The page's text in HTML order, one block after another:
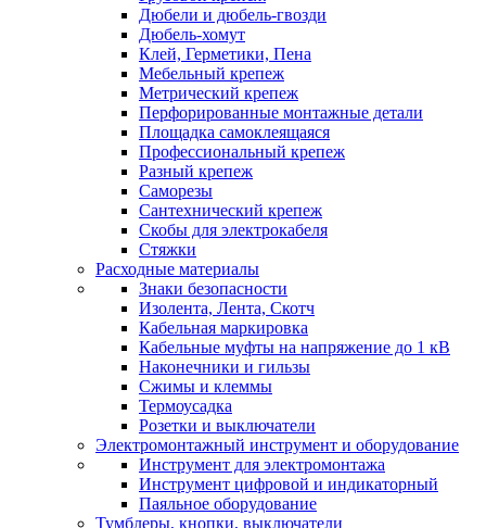
Дюбели и дюбель-гвозди
Дюбель-хомут
Клей, Герметики, Пена
Мебельный крепеж
Метрический крепеж
Перфорированные монтажные детали
Площадка самоклеящаяся
Профессиональный крепеж
Разный крепеж
Саморезы
Сантехнический крепеж
Скобы для электрокабеля
Стяжки
Расходные материалы
Знаки безопасности
Изолента, Лента, Скотч
Кабельная маркировка
Кабельные муфты на напряжение до 1 кВ
Наконечники и гильзы
Сжимы и клеммы
Термоусадка
Розетки и выключатели
Электромонтажный инструмент и оборудование
Инструмент для электромонтажа
Инструмент цифровой и индикаторный
Паяльное оборудование
Тумблеры, кнопки, выключатели